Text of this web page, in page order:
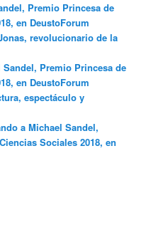
Premio Princesa de
en DeustoForum
revolucionario de la
Sandel, Premio Princesa de
en DeustoForum
espectáculo y
a Michael Sandel,
Sociales 2018, en